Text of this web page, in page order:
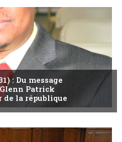
: Du message
Patrick
la république